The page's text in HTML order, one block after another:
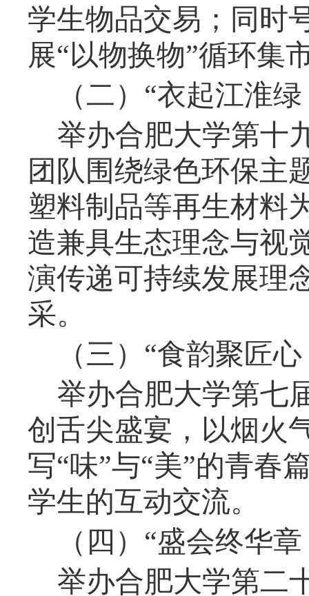
学生物品交易；同时
展“以物换物”循环集
（二） “衣起江淮
举办合肥大学第十
团队 围绕绿色环保主
塑料制品等再生材料
造兼具生态理念与视
演传递可持续发展理
采。
（三） “食韵聚匠
举办合肥大学第七
创舌尖盛宴，以烟火
写“味”与“美”的青春
学生的互动交流。
（ 四 ） “盛会终华
举办合肥大学第二